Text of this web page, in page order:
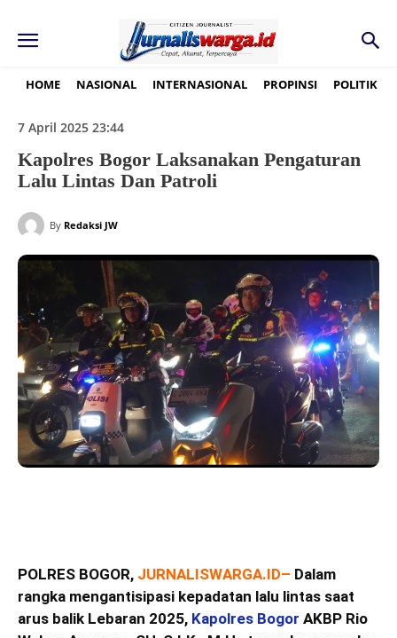
HOME NASIONAL INTERNASIONAL PROPINSI POLITIK
7 April 2025 23:44
Kapolres Bogor Laksanakan Pengaturan
Lalu Lintas Dan Patroli
By Redaksi JW
POLRES BOGOR, JURNALISWARGA.ID– Dalam
rangka mengantisipasi kepadatan lalu lintas saat
arus balik Lebaran 2025, Kapolres Bogor AKBP Rio